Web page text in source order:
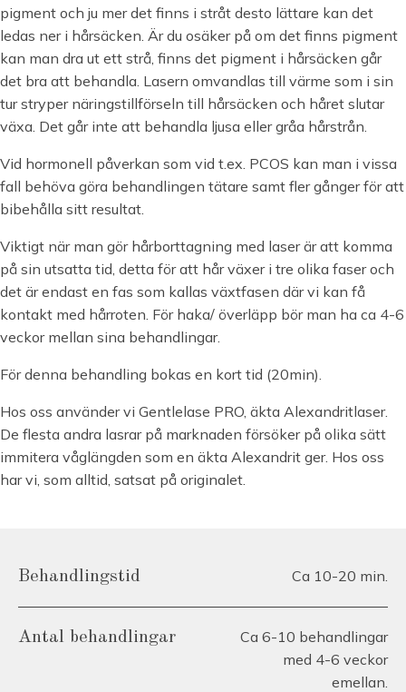
pigment och ju mer det finns i stråt desto lättare kan det
ledas ner i hårsäcken. Är du osäker på om det finns pigment
kan man dra ut ett strå, finns det pigment i hårsäcken går
det bra att behandla. Lasern omvandlas till värme som i sin
tur stryper näringstillförseln till hårsäcken och håret slutar
växa. Det går inte att behandla ljusa eller gråa hårstrån.
Vid hormonell påverkan som vid t.ex. PCOS kan man i vissa
fall behöva göra behandlingen tätare samt fler gånger för att
bibehålla sitt resultat.
Viktigt när man gör hårborttagning med laser är att komma
på sin utsatta tid, detta för att hår växer i tre olika faser och
det är endast en fas som kallas växtfasen där vi kan få
kontakt med hårroten. För haka/ överläpp bör man ha ca 4-6
veckor mellan sina behandlingar.
För denna behandling bokas en kort tid (20min).
Hos oss använder vi Gentlelase PRO, äkta Alexandritlaser.
De flesta andra lasrar på marknaden försöker på olika sätt
immitera våglängden som en äkta Alexandrit ger. Hos oss
har vi, som alltid, satsat på originalet.
Behandlingstid Ca 10-20 min.
Antal behandlingar
Ca 6-10 behandlingar
med 4-6 veckor
emellan.